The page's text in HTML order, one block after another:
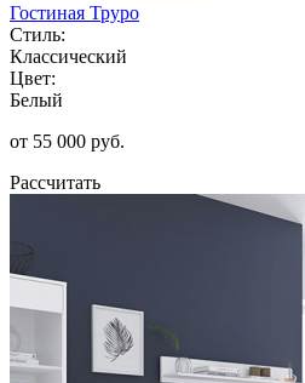
Гостиная Труро
Стиль:
Классический
Цвет:
Белый
от 55 000 руб.
Рассчитать